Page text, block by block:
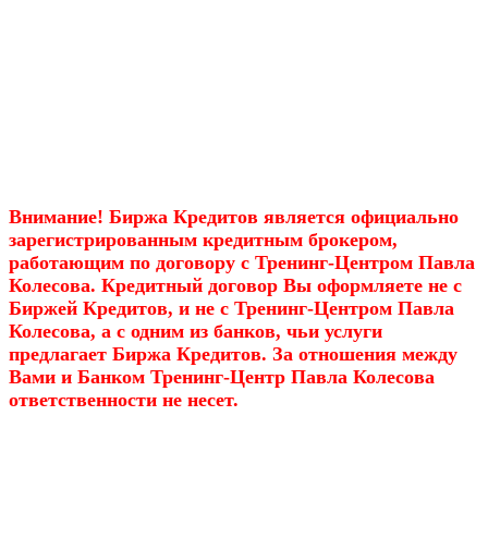
Внимание! Биржа Кредитов является официально
зарегистрированным кредитным брокером,
работающим по договору с Тренинг-Центром Павла
Колесова. Кредитный договор Вы оформляете не с
Биржей Кредитов, и не с Тренинг-Центром Павла
Колесова, а с одним из банков, чьи услуги
предлагает Биржа Кредитов. За отношения между
Вами и Банком Тренинг-Центр Павла Колесова
ответственности не несет.